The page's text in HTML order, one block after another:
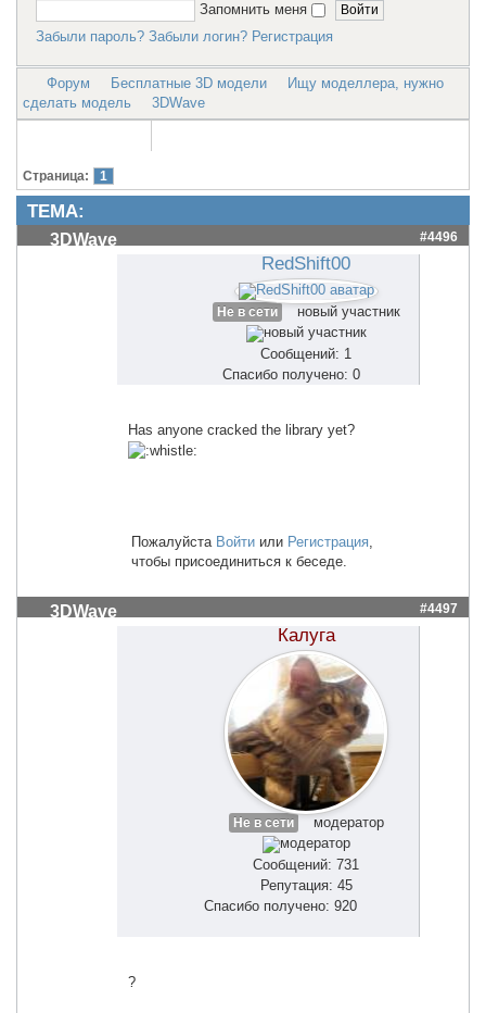
Запомнить меня
Забыли пароль? Забыли логин? Регистрация
Форум Бесплатные 3D модели
Ищу моделлера, нужно
сделать модель
3DWave
Страница: 1
ТЕМА:
3DWave #4496
RedShift00
Не в сети новый участник
Сообщений: 1
Спасибо получено: 0
Has anyone cracked the library yet?
Пожалуйста Войти или Регистрация,
чтобы присоединиться к беседе.
3DWave #4497
Калуга
Не в сети модератор
Сообщений: 731
Репутация: 45
Спасибо получено: 920
?